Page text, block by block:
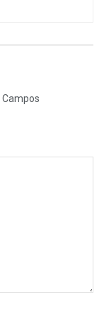
Campos